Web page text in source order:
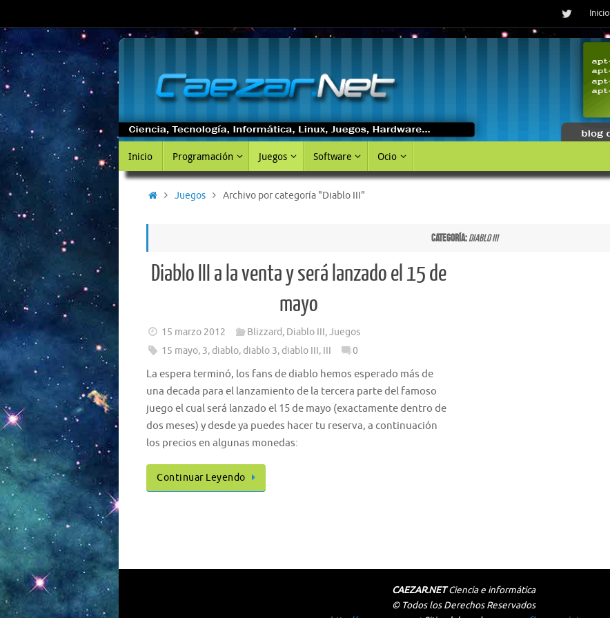
al
contenido
Inicio
Saltar
contenido
Inicio Programación Juegos Software Ocio
InicioJuegos Archivo por categoría "Diablo III"
Categoría:Diablo III
Diablo III a la venta y será lanzado el 15 de
mayo
15 marzo 2012 Blizzard, Diablo III,Juegos
15 mayo, 3, diablo, diablo 3, diablo III, III 0
La espera terminó, los fans de diablo hemos esperado más de
una decada para el lanzamiento de la tercera parte del famoso
juego el cual será lanzado el 15 de mayo (exactamente dentro de
dos meses) y desde ya puedes hacer tu reserva, a continuación
los precios en algunas monedas:
Continuar Leyendo
CAEZAR.NETCiencia e informática
© Todos los Derechos Reservados